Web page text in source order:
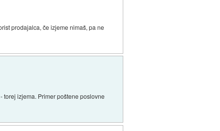
prodajalca, če izjeme nimaš, pa ne
torej izjema. Primer poštene poslovne